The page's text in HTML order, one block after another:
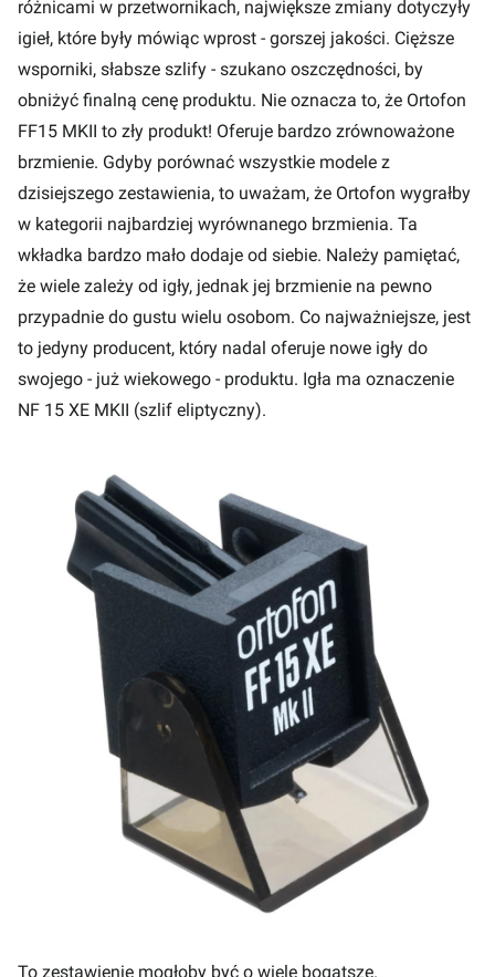
różnicami w przetwornikach, największe zmiany dotyczyły
igieł, które były mówiąc wprost - gorszej jakości. Cięższe
wsporniki, słabsze szlify - szukano oszczędności, by
obniżyć finalną cenę produktu. Nie oznacza to, że Ortofon
FF15 MKII to zły produkt! Oferuje bardzo zrównoważone
brzmienie. Gdyby porównać wszystkie modele z
dzisiejszego zestawienia, to uważam, że Ortofon wygrałby
w kategorii najbardziej wyrównanego brzmienia. Ta
wkładka bardzo mało dodaje od siebie. Należy pamiętać,
że wiele zależy od igły, jednak jej brzmienie na pewno
przypadnie do gustu wielu osobom. Co najważniejsze, jest
to jedyny producent, który nadal oferuje nowe igły do
swojego - już wiekowego - produktu. Igła ma oznaczenie
NF 15 XE MKII (szlif eliptyczny).
To zestawienie mogłoby być o wiele bogatsze.